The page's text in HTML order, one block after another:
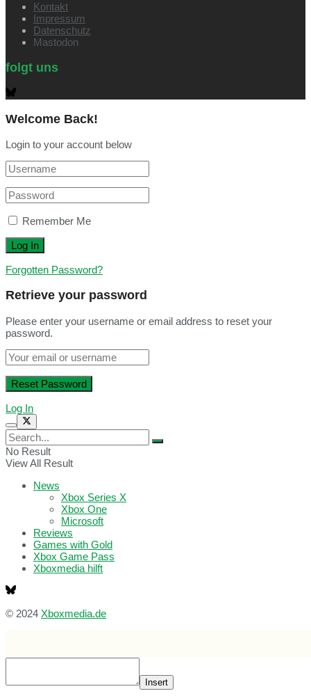
Kontakt
Impressum
Datenschutz
Mastodon
folgt uns
Welcome Back!
Login to your account below
Remember Me
Forgotten Password?
Retrieve your password
Please enter your username or email address to reset your
password.
Log In
No Result
View All Result
News
Xbox Series X
Xbox One
Microsoft
Reviews
Games with Gold
Xbox Game Pass
Xboxmedia hilft
© 2024 Xboxmedia.de
Insert